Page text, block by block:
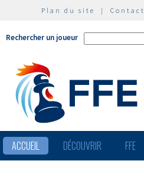
Plan du site | Contact
Rechercher un joueur
ACCUEIL DÉCOUVRIR FFE